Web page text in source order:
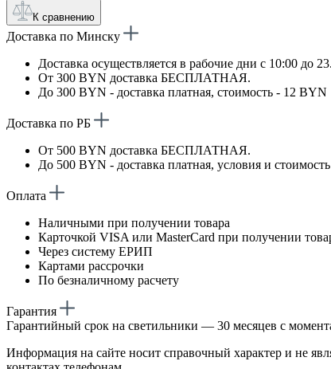
К сравнению
Доставка по Минску
Доставка осуществляется в рабочие дни с 10:00 до
От 300 BYN доставка БЕСПЛАТНАЯ.
До 300 BYN - доставка платная, стоимость - 12 BYN
Доставка по РБ
От 500 BYN доставка БЕСПЛАТНАЯ.
До 500 BYN - доставка платная, условия и
Оплата
Наличными при получении товара
Карточкой VISA или MasterCard при получении
Через систему ЕРИП
Картами рассрочки
По безналичному расчету
Гарантия
Гарантийный срок на светильники — 30 месяцев с
Информация на сайте носит справочный характер и не